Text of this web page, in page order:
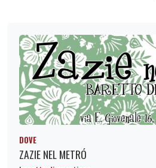
DOVE
ZAZIE NEL METRÓ